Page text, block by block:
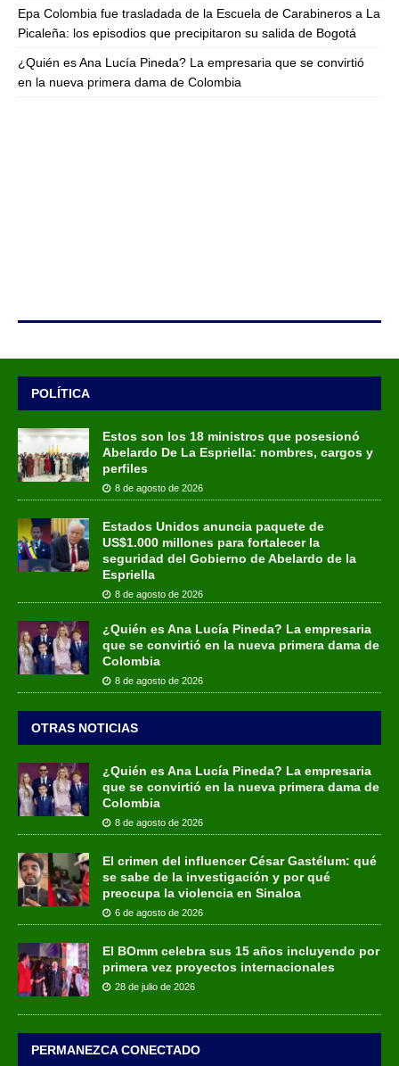
Epa Colombia fue trasladada de la Escuela de Carabineros a La
Picaleña: los episodios que precipitaron su salida de Bogotá
¿Quién es Ana Lucía Pineda? La empresaria que se convirtió
en la nueva primera dama de Colombia
POLÍTICA
Estos son los 18 ministros que posesionó
Abelardo De La Espriella: nombres, cargos y
perfiles
8 de agosto de 2026
Estados Unidos anuncia paquete de
US$1.000 millones para fortalecer la
seguridad del Gobierno de Abelardo de la
Espriella
8 de agosto de 2026
¿Quién es Ana Lucía Pineda? La empresaria
que se convirtió en la nueva primera dama de
Colombia
8 de agosto de 2026
OTRAS NOTICIAS
¿Quién es Ana Lucía Pineda? La empresaria
que se convirtió en la nueva primera dama de
Colombia
8 de agosto de 2026
El crimen del influencer César Gastélum: qué
se sabe de la investigación y por qué
preocupa la violencia en Sinaloa
6 de agosto de 2026
El BOmm celebra sus 15 años incluyendo por
primera vez proyectos internacionales
28 de julio de 2026
PERMANEZCA CONECTADO